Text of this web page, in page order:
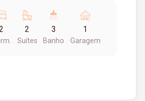
01 vaga de garagem e
para vários carros, piso
Aprox. 60m².
2
Suítes
3
Banho
1
Garagem